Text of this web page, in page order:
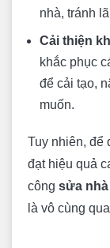
nhà, tránh
Cải thiện
khắc phục
để cải tạo,
muốn.
Tuy nhiên, để
đạt hiệu quả
công sửa nhà
là vô cùng